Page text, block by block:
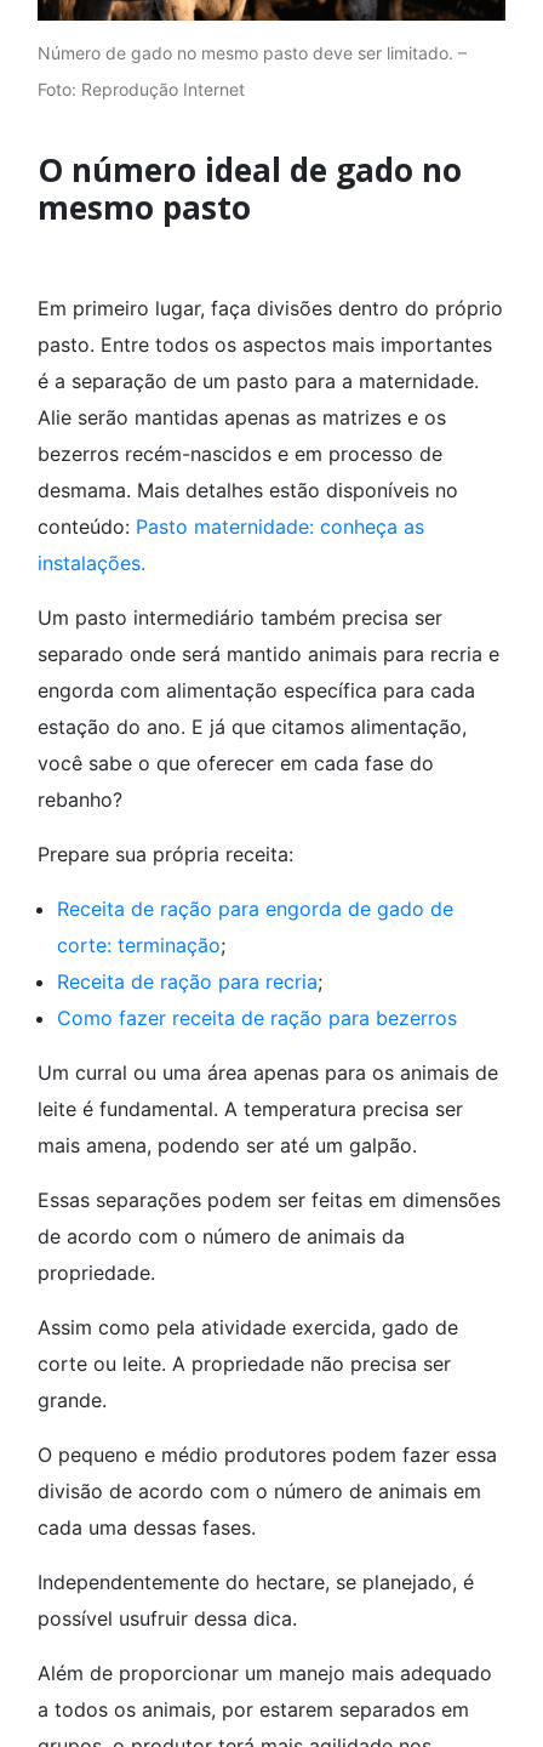
Número de gado no mesmo pasto deve ser limitado. –
Foto: Reprodução Internet
O número ideal de gado no
mesmo pasto
Em primeiro lugar, faça divisões dentro do próprio
pasto. Entre todos os aspectos mais importantes
é a separação de um pasto para a maternidade.
Alie serão mantidas apenas as matrizes e os
bezerros recém-nascidos e em processo de
desmama. Mais detalhes estão disponíveis no
conteúdo: Pasto maternidade: conheça as
instalações.
Um pasto intermediário também precisa ser
separado onde será mantido animais para recria e
engorda com alimentação específica para cada
estação do ano. E já que citamos alimentação,
você sabe o que oferecer em cada fase do
rebanho?
Prepare sua própria receita:
Receita de ração para engorda de gado de
corte: terminação;
Receita de ração para recria;
Como fazer receita de ração para bezerros
Um curral ou uma área apenas para os animais de
leite é fundamental. A temperatura precisa ser
mais amena, podendo ser até um galpão.
Essas separações podem ser feitas em dimensões
de acordo com o número de animais da
propriedade.
Assim como pela atividade exercida, gado de
corte ou leite. A propriedade não precisa ser
grande.
O pequeno e médio produtores podem fazer essa
divisão de acordo com o número de animais em
cada uma dessas fases.
Independentemente do hectare, se planejado, é
possível usufruir dessa dica.
Além de proporcionar um manejo mais adequado
a todos os animais, por estarem separados em